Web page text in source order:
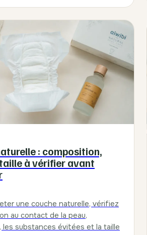
: composition,
à vérifier avant
une couche naturelle, vérifiez
au contact de la peau,
les substances évitées et la taille